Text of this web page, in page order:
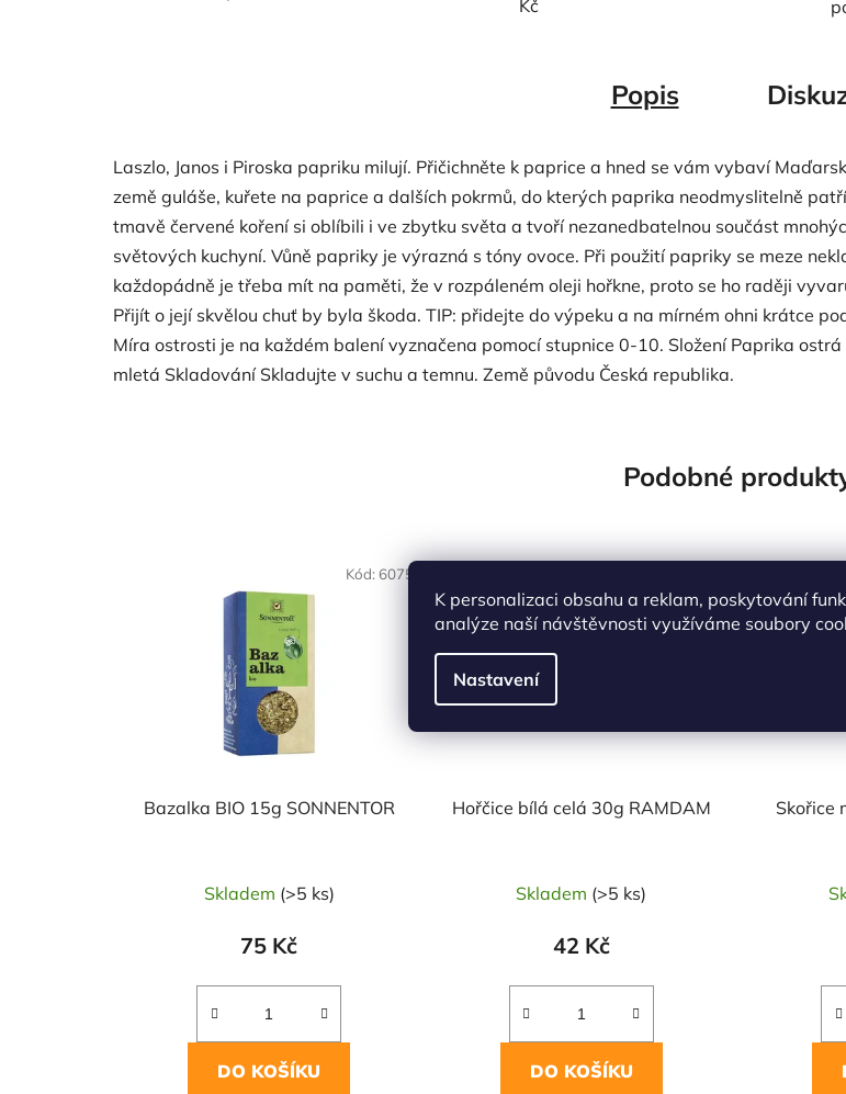
K personalizaci obsahu a reklam, poskytování
analýze naší návštěvnosti využíváme soubory
Nastavení
Kč
Popis
Laszlo, Janos i Piroska papriku milují. Přičichněte k paprice a hned se vám vybaví
země guláše, kuřete na paprice a dalších pokrmů, do kterých paprika neodmyslitelně
tmavě červené koření si oblíbili i ve zbytku světa a tvoří nezanedbatelnou součást
světových kuchyní. Vůně papriky je výrazná s tóny ovoce. Při použití papriky se meze
každopádně je třeba mít na paměti, že v rozpáleném oleji hořkne, proto se ho raději
Přijít o její skvělou chuť by byla škoda. TIP: přidejte do výpeku a na mírném ohni krátce
Míra ostrosti je na každém balení vyznačena pomocí stupnice 0-10. Složení Paprika ostrá
mletá Skladování Skladujte v suchu a temnu. Země původu Česká republika.
Podobné
Bazalka BIO 15g SONNENTOR
Skladem (>5 ks)
75 Kč
DO KOŠÍKU
Kód: 6075
NAŠE OVĚŘENÁ
Hořčice bílá celá 30g RAMDAM
Skladem (>5 ks)
42 Kč
DO KOŠÍKU
NAŠE OVĚŘENÁ
Skořice